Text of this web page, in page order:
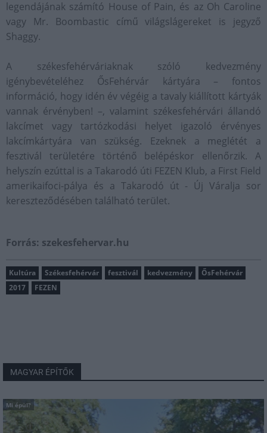
legendájának számító House of Pain, és az Oh Caroline
vagy Mr. Boombastic című világslágereket is jegyző
Shaggy.
A székesfehérváriaknak szóló kedvezmény
igénybevételéhez ŐsFehérvár kártyára – fontos
információ, hogy idén év végéig a tavaly kiállított kártyák
vannak érvényben! –, valamint székesfehérvári állandó
lakcímet vagy tartózkodási helyet igazoló érvényes
lakcímkártyára van szükség. Ezeknek a meglétét a
fesztivál területére történő belépéskor ellenőrzik. A
helyszín ezúttal is a Takarodó úti FEZEN Klub, a First Field
amerikaifoci-pálya és a Takarodó út - Új Váralja sor
kereszteződésében található terület.
Forrás: szekesfehervar.hu
Kultúra Székesfehérvár fesztivál kedvezmény
ŐsFehérvár
2017
FEZEN
MAGYAR ÉPÍTŐK
Mi épül?